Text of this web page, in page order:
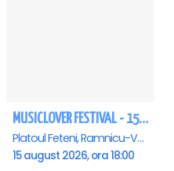
MUSICLOVER FESTIVAL - 15 AUGUST - CONNECT-R, DELIA, RON HEWITT, NICKI M, AURIKA
Platoul Feteni, Ramnicu-Valcea
15 august 2026, ora 18:00